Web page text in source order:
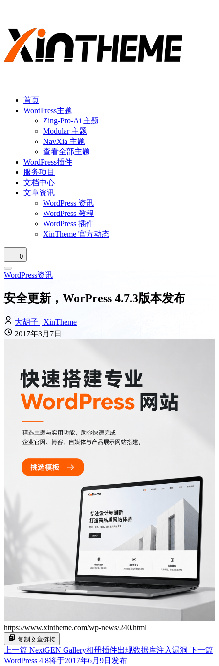
首页
WordPress主题
Zing-Pro-Ai 主题
Modular 主题
NavXia 主题
查看全部主题
WordPress插件
服务项目
文档中心
文章资讯
WordPress 资讯
WordPress 教程
WordPress 插件
XinTheme 官方动态
0
WordPress资讯
安全更新，WorPress 4.7.3版本发布
大胡子 | XinTheme
2017年3月7日
https://www.xintheme.com/wp-news/240.html
复制文章链接
上一篇 NextGEN Gallery相册插件出现数据库注入漏洞 下一篇
WordPress 4.8将于2017年6月9日发布